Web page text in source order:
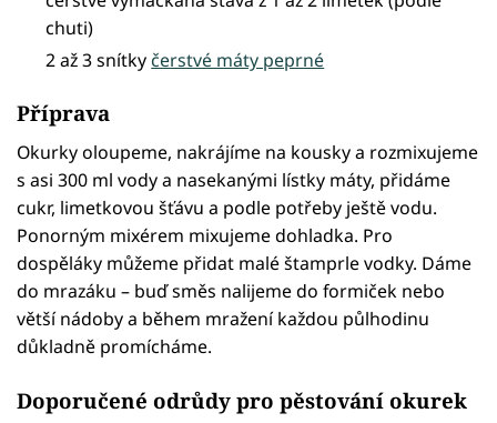
chuti)
2 až 3 snítky čerstvé máty peprné
Příprava
Okurky oloupeme, nakrájíme na kousky a rozmixujeme
s asi 300 ml vody a nasekanými lístky máty, přidáme
cukr, limetkovou šťávu a podle potřeby ještě vodu.
Ponorným mixérem mixujeme dohladka. Pro
dospěláky můžeme přidat malé štamprle vodky. Dáme
do mrazáku – buď směs nalijeme do formiček nebo
větší nádoby a během mražení každou půlhodinu
důkladně promícháme.
Doporučené odrůdy pro pěstování okurek